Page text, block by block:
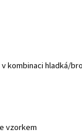
kombinaci hladká/
vzorkem